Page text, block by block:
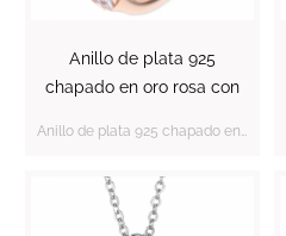
Anillo de plata 925
chapado en oro rosa con
Asscher
Anillo de plata 925 chapado en oro rosa con centro de CZ rosa de corte Asscher